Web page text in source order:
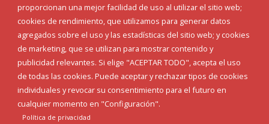
proporcionan una mejor facilidad de uso al utilizar el sitio web;
cookies de rendimiento, que utilizamos para generar datos
agregados sobre el uso y las estadísticas del sitio web; y cookies
de marketing, que se utilizan para mostrar contenido y
publicidad relevantes. Si elige "ACEPTAR TODO", acepta el uso
de todas las cookies. Puede aceptar y rechazar tipos de cookies
individuales y revocar su consentimiento para el futuro en
cualquier momento en "Configuración".
Política de privacidad
INICIAR SESIÓN
MAPA WEB